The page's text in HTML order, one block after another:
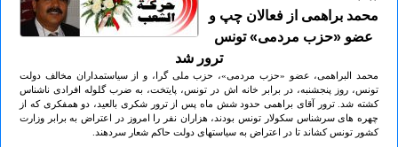
محمد براهمی از فعالان چپ و
عضو «حزب مردمی» تونس
ترور شد
محمد البراهمی، عضو «حزب مردمی»، حزب ملی گرا، و از سیاستمداران مخالف دولت
تونس، روز پنجشنبه، در برابر خانه اش در تونس، پایتخت، به ضرب گلوله افرادی ناشناس
کشته شد. ترور آقای براهمی حدود شش ماه پس از ترور شکری بالعید، دو همفکری که از
چهره های سرشناس سکولار تونس بودند، هزاران نفر را امروز در اعتراض به برابر وزارت
کشور تونس کشاند تا در اعتراض به سیاستهای دولت حاکم شعار سردهند.